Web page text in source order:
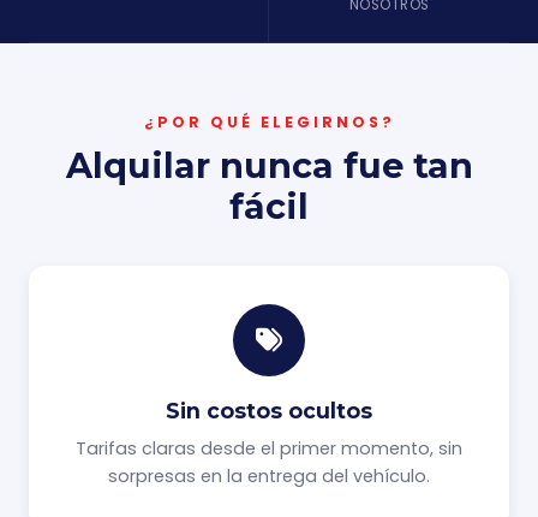
NOSOTROS
¿POR QUÉ ELEGIRNOS?
Alquilar nunca fue tan
fácil
Sin costos ocultos
Tarifas claras desde el primer momento, sin
sorpresas en la entrega del vehículo.